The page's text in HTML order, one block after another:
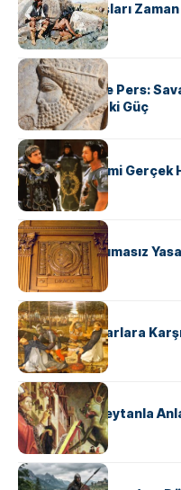
Apache Savaşları
KÜLTÜR
Antik Yunan ve Pers:
Şekillendiren İki Güç
KÜLTÜR
‘Gladiator’ Filmi Gerçek
KÜLTÜR
Draco’nun Acımasız
Hukuk Kodu
KÜLTÜR
Avrupalı ​​Katharlara
KÜLTÜR
II. Silvester: Şeytanla
KÜLTÜR